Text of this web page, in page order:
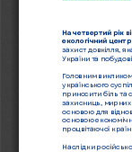
На четвертий рік
екологічний центр
захист довкілля,
України та
Головним викликом
українського
приносити біль та
захисниць, мирних
основою для
основою
процвітаючої
Наслідки